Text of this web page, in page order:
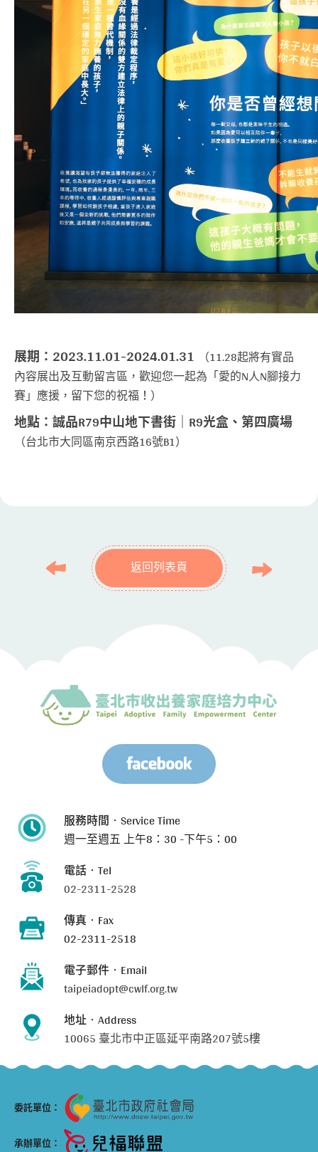
展期： 2023.11.01-2024.01.31 （11.28起將有實品
內容展出及互動留言區，歡迎您一起為「愛的N人N腳接力
賽」應援，留下您的祝福！） ​
地點：誠品R79中山地下書街｜R9光盒、第四廣場
（台北市大同區南京西路16號B1）
返回列表頁
服務時間‧Service Time
週一至週五上午8：30 -下午5：00
電話‧Tel
02-2311-2528
傳真‧Fax
02-2311-2518
電子郵件‧Email
taipeiadopt@cwlf.org.tw
地址‧Address
10065 臺北市中正區延平南路207號5樓
委託單位：
承辦單位：